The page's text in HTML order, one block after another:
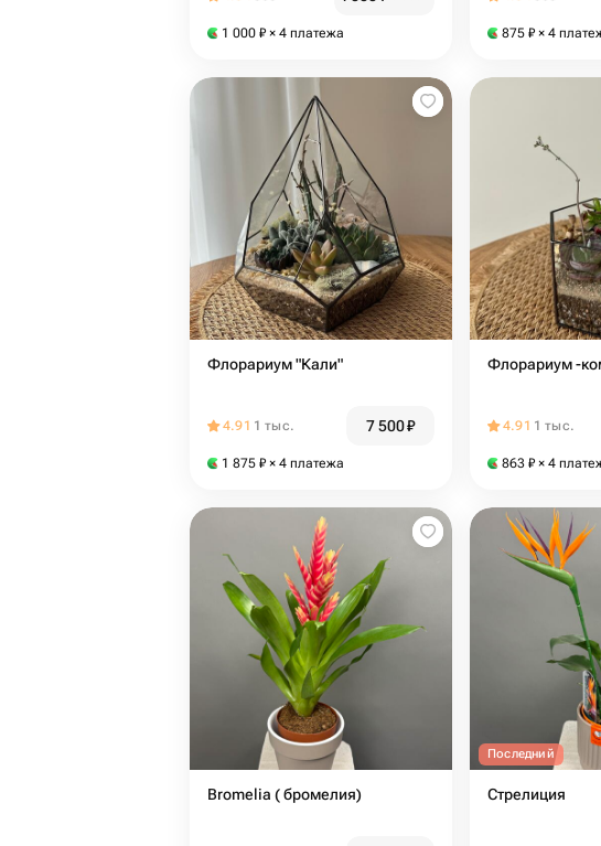
1 000 ₽ × 4 платежа 875 ₽ × 4
Флорариум "Кали"
4.91 1 тыс. 7 500₽
1 875 ₽ × 4 платежа
Флорариум -
4.91 1 тыс.
863 ₽ × 4
Bromelia ( бромелия)
Последний
Стрелиция